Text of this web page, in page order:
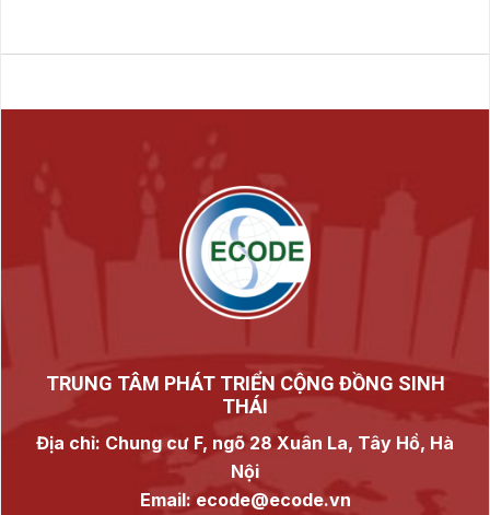
TRUNG TÂM PHÁT TRIỂN CỘNG ĐỒNG SINH
THÁI
Địa chỉ: Chung cư F, ngõ 28 Xuân La, Tây Hồ, Hà
Nội
Email: ecode@ecode.vn